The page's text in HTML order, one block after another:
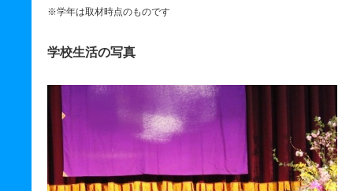
※学年は取材時点のものです
学校生活の写真